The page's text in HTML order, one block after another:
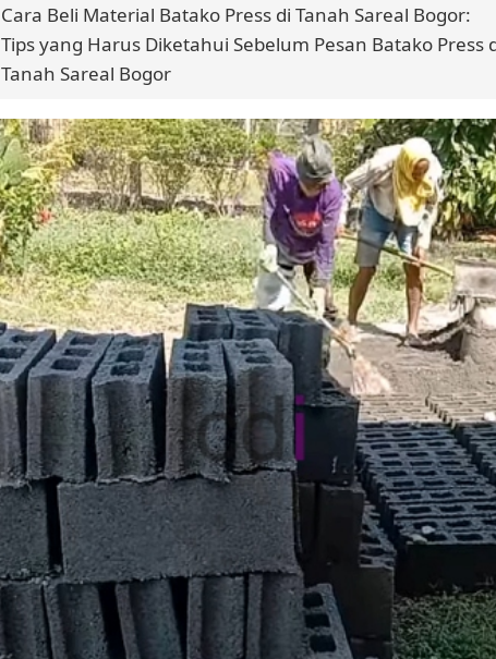
Cara Beli Material Batako Press di Tanah Sareal Bogor:
Tips yang Harus Diketahui Sebelum Pesan Batako Press
Tanah Sareal Bogor